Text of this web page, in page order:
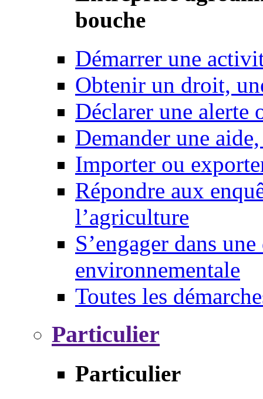
bouche
Démarrer une
Obtenir un droit,
Déclarer une alerte
Demander une
Importer ou
Répondre aux
l’agriculture
S’engager dans
environnementale
Toutes les
Particulier
Particulier